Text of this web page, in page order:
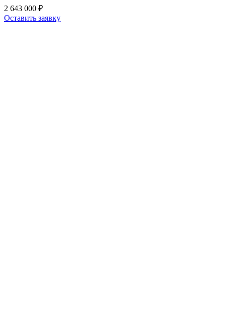
2 643 000 ₽
Оставить заявку